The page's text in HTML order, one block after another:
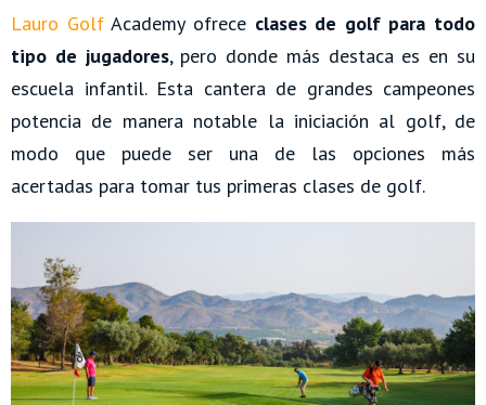
Lauro GolfAcademy ofrece clases de golf para todo
tipo de jugadores, pero donde más destaca es en su
escuela infantil. Esta cantera de grandes campeones
potencia de manera notable la iniciación al golf, de
modo que puede ser una de las opciones más
acertadas para tomar tus primeras clases de golf.